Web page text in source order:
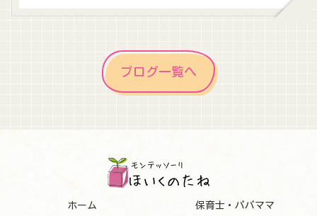
ブログ一覧へ
ホーム
保育士・パパママ